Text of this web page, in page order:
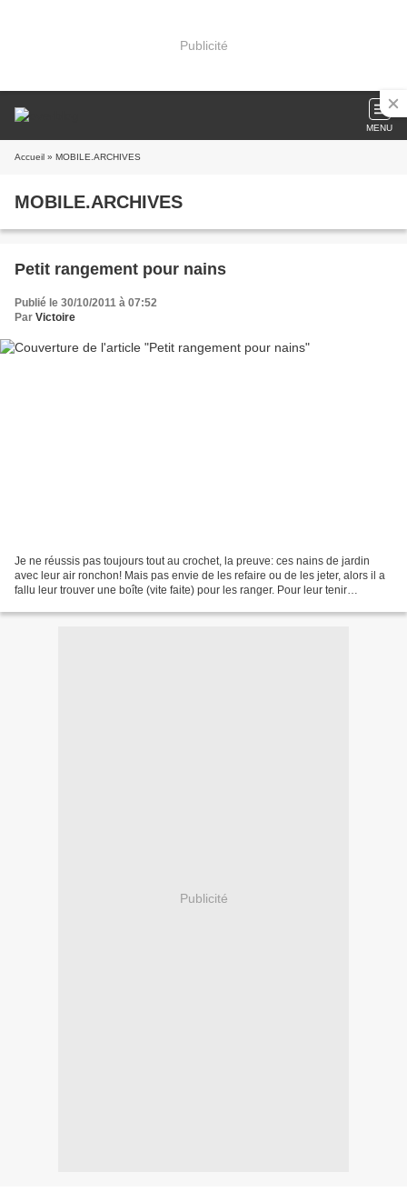
Publicité
MENU
Accueil » MOBILE.ARCHIVES
MOBILE.ARCHIVES
Petit rangement pour nains
Publié le 30/10/2011 à 07:52
Par Victoire
Je ne réussis pas toujours tout au crochet, la preuve: ces nains de jardin
avec leur air ronchon! Mais pas envie de les refaire ou de les jeter, alors il a
fallu leur trouver une boîte (vite faite) pour les ranger. Pour leur tenir
Publicité